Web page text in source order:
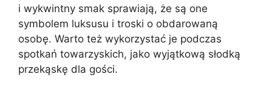
i wykwintny smak sprawiają, że są one
symbolem luksusu i troski o obdarowaną
osobę. Warto też wykorzystać je podczas
spotkań towarzyskich, jako wyjątkową słodką
przekąskę dla gości.